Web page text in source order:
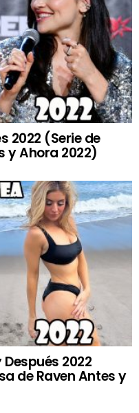
2022 (Serie de
y Ahora 2022)
2022
de Raven Antes y